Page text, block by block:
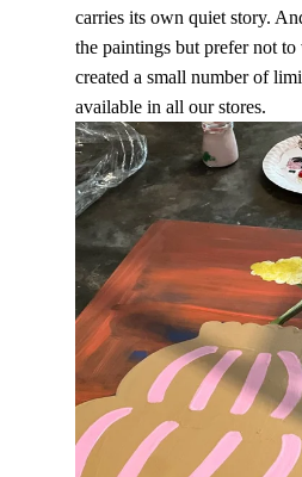
carries its own quiet story.
the paintings but prefer not
created a small number of
available in all our stores.